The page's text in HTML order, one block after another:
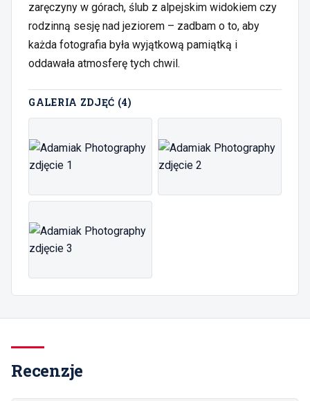
zaręczyny w górach, ślub z alpejskim widokiem czy
rodzinną sesję nad jeziorem – zadbam o to, aby
każda fotografia była wyjątkową pamiątką i
oddawała atmosferę tych chwil.
GALERIA ZDJĘĆ (4)
Recenzje